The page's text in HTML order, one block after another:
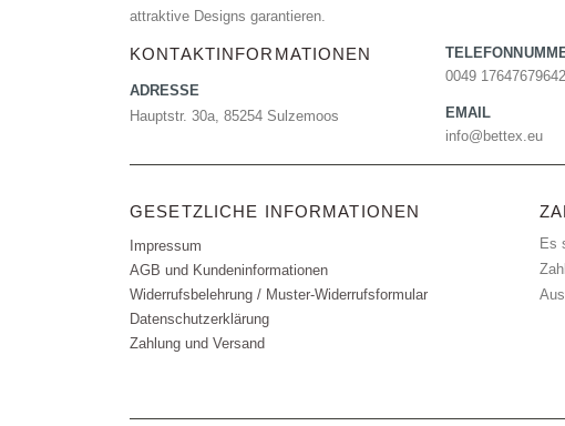
attraktive Designs garantieren.
KONTAKTINFORMATIONEN
ADRESSE
Hauptstr. 30a, 85254 Sulzemoos
0049 17647679642
EMAIL
info@bettex.eu
GESETZLICHE INFORMATIONEN
Impressum
AGB und Kundeninformationen
Widerrufsbelehrung / Muster-Widerrufsformular
Datenschutzerklärung
Zahlung und Versand
Es